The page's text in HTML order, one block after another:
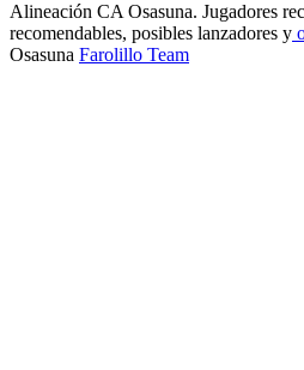
Alineación CA Osasuna. Jugadores
recomendables, posibles lanzadores y
Osasuna Farolillo Team